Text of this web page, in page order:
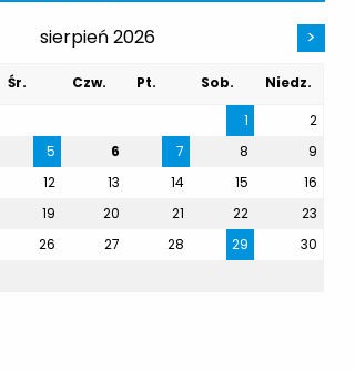
sierpień 2026 >
Śr. Czw. Pt. Sob.
Niedz.
1
2
5 6 7 8
9
12 13 14 15
16
19 20 21 22
23
26 27 28 29
30